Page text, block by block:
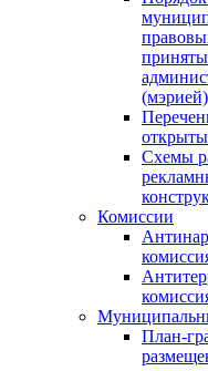
(мэрией)
Схемы
Комиссии
План-